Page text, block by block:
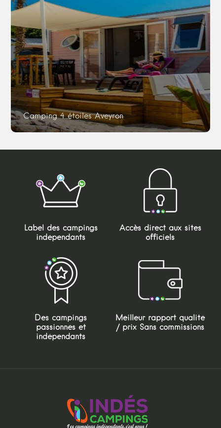
Camping 4 étoiles Aveyron
Label des campings
indépendants
Accès direct aux sites
officiels
Des campings
passionnés et
indépendants
Meilleur rapport qualité
/ prix Sans commissions